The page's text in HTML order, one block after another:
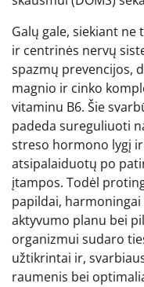
Galų gale, siekiant
ir centrinės nervų
spazmų prevencijos,
magnio ir cinko
vitaminu B6. Šie
padeda sureguliuoti
streso hormono lygį
atsipalaiduotų po
įtampos. Todėl
papildai,
aktyvumo planu bei
organizmui sudaro
užtikrintai ir,
raumenis bei